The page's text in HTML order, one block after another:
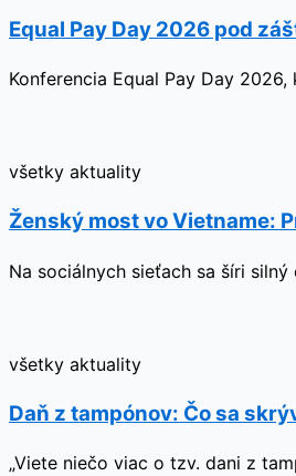
Equal Pay Day 2026 pod
Konferencia Equal Pay Day
všetky aktuality
Ženský most vo Vietname:
Na sociálnych sieťach sa šíri
všetky aktuality
Daň z tampónov: Čo sa
„Viete niečo viac o tzv. dani z